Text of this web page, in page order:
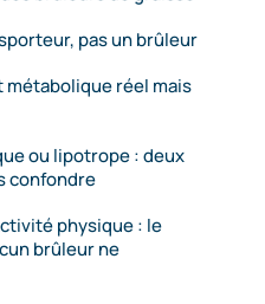
pas un brûleur
réel mais
ou lipotrope : deux
confondre
physique : le
brûleur ne